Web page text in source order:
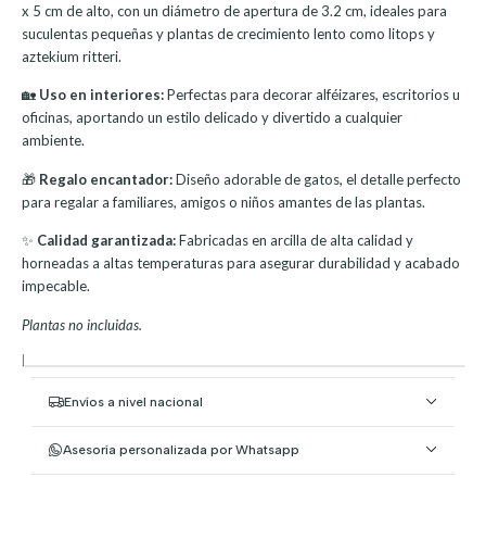
x 5 cm de alto, con un diámetro de apertura de 3.2 cm, ideales para
suculentas pequeñas y plantas de crecimiento lento como litops y
aztekium ritteri.
🏡 Uso en interiores:Perfectas para decorar alféizares, escritorios u
oficinas, aportando un estilo delicado y divertido a cualquier
ambiente.
🎁 Regalo encantador:Diseño adorable de gatos, el detalle perfecto
para regalar a familiares, amigos o niños amantes de las plantas.
✨ Calidad garantizada:Fabricadas en arcilla de alta calidad y
horneadas a altas temperaturas para asegurar durabilidad y acabado
impecable.
Plantas no incluidas.
|
Envíos a nivel nacional
Asesoría personalizada por Whatsapp